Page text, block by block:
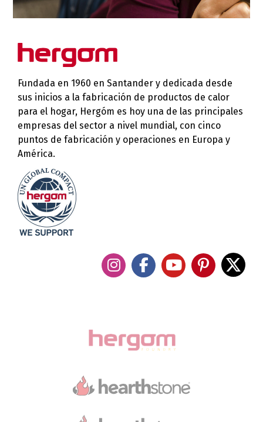
Fundada en 1960 en Santander y dedicada desde
sus inicios a la fabricación de productos de calor
para el hogar, Hergóm es hoy una de las principales
empresas del sector a nivel mundial, con cinco
puntos de fabricación y operaciones en Europa y
América.